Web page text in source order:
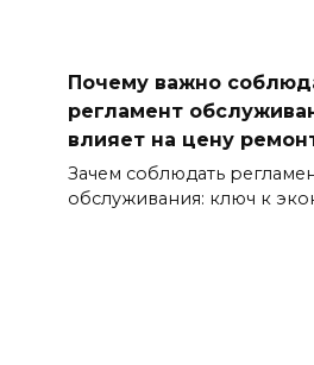
Почему важно
регламент
влияет на цену
Зачем соблюдать
обслуживания: ключ к